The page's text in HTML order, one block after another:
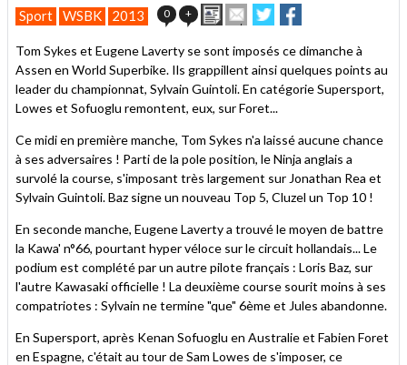
Sport WSBK 2013 0 + ImprimerEnvoyer
cet
à
un
ami
Partager
sur
sur
Tom Sykes et Eugene Laverty se sont imposés ce dimanche à
Assen en World Superbike. Ils grappillent ainsi quelques points au
leader du championnat, Sylvain Guintoli. En catégorie Supersport,
Lowes et Sofuoglu remontent, eux, sur Foret...
Ce midi en première manche, Tom Sykes n'a laissé aucune chance
à ses adversaires ! Parti de la pole position, le Ninja anglais a
survolé la course, s'imposant très largement sur Jonathan Rea et
Sylvain Guintoli. Baz signe un nouveau Top 5, Cluzel un Top 10 !
En seconde manche, Eugene Laverty a trouvé le moyen de battre
la Kawa' n°66, pourtant hyper véloce sur le circuit hollandais... Le
podium est complété par un autre pilote français : Loris Baz, sur
l'autre Kawasaki officielle ! La deuxième course sourit moins à ses
compatriotes : Sylvain ne termine "que" 6ème et Jules abandonne.
En Supersport, après Kenan Sofuoglu en Australie et Fabien Foret
en Espagne, c'était au tour de Sam Lowes de s'imposer, ce